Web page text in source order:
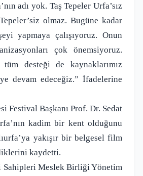
adı yok. Taş Tepeler Urfa’sız
olmaz. Bugüne kadar
yapmaya çalışıyoruz. Onun
çok önemsiyoruz.
desteği de kaynaklarımız
devam edeceğiz.” İfadelerine
Festival Başkanı Prof. Dr. Sedat
kadim bir kent olduğunu
yakışır bir belgesel film
kaydetti.
Sahipleri Meslek Birliği Yönetim